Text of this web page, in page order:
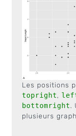
Les positions
topright,
bottomright.
plusieurs